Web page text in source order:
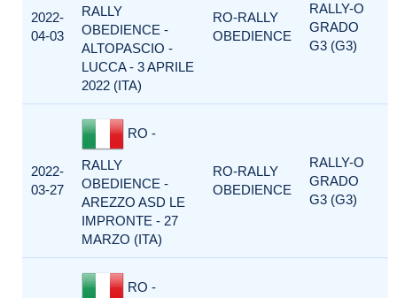
2022-
04-03
RALLY
OBEDIENCE -
ALTOPASCIO -
LUCCA - 3 APRILE
2022 (ITA)
RO-RALLY
OBEDIENCE
RALLY-O
GRADO
G3 (G3)
2022-
03-27
RO -
RALLY
OBEDIENCE -
AREZZO ASD LE
IMPRONTE - 27
MARZO (ITA)
RO-RALLY
OBEDIENCE
RALLY-O
GRADO
G3 (G3)
RO -